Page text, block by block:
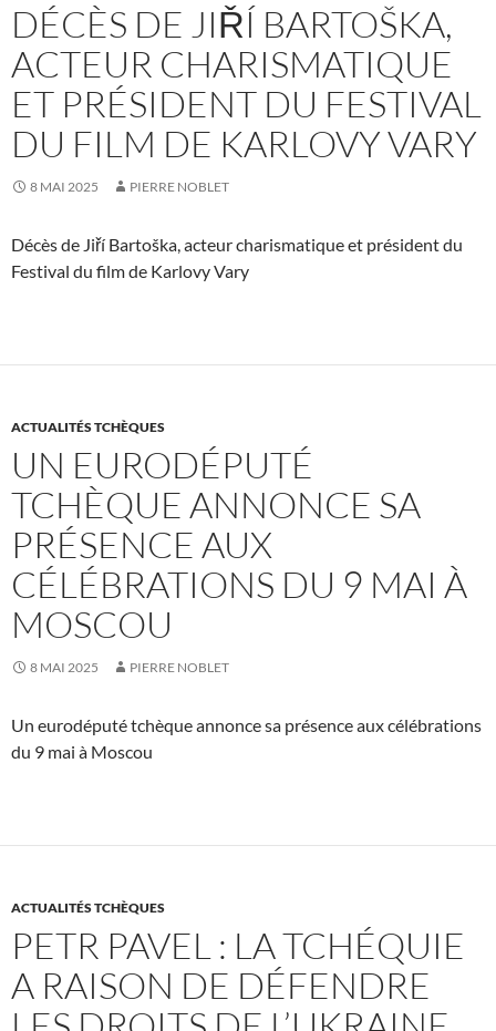
DÉCÈS DE JIŘÍ BARTOŠKA,
ACTEUR CHARISMATIQUE
ET PRÉSIDENT DU FESTIVAL
DU FILM DE KARLOVY VARY
8 MAI 2025 PIERRE NOBLET
Décès de Jiří Bartoška, acteur charismatique et président du
Festival du film de Karlovy Vary
ACTUALITÉS TCHÈQUES
UN EURODÉPUTÉ
TCHÈQUE ANNONCE SA
PRÉSENCE AUX
CÉLÉBRATIONS DU 9 MAI À
MOSCOU
8 MAI 2025 PIERRE NOBLET
Un eurodéputé tchèque annonce sa présence aux célébrations
du 9 mai à Moscou
ACTUALITÉS TCHÈQUES
PETR PAVEL : LA TCHÉQUIE
A RAISON DE DÉFENDRE